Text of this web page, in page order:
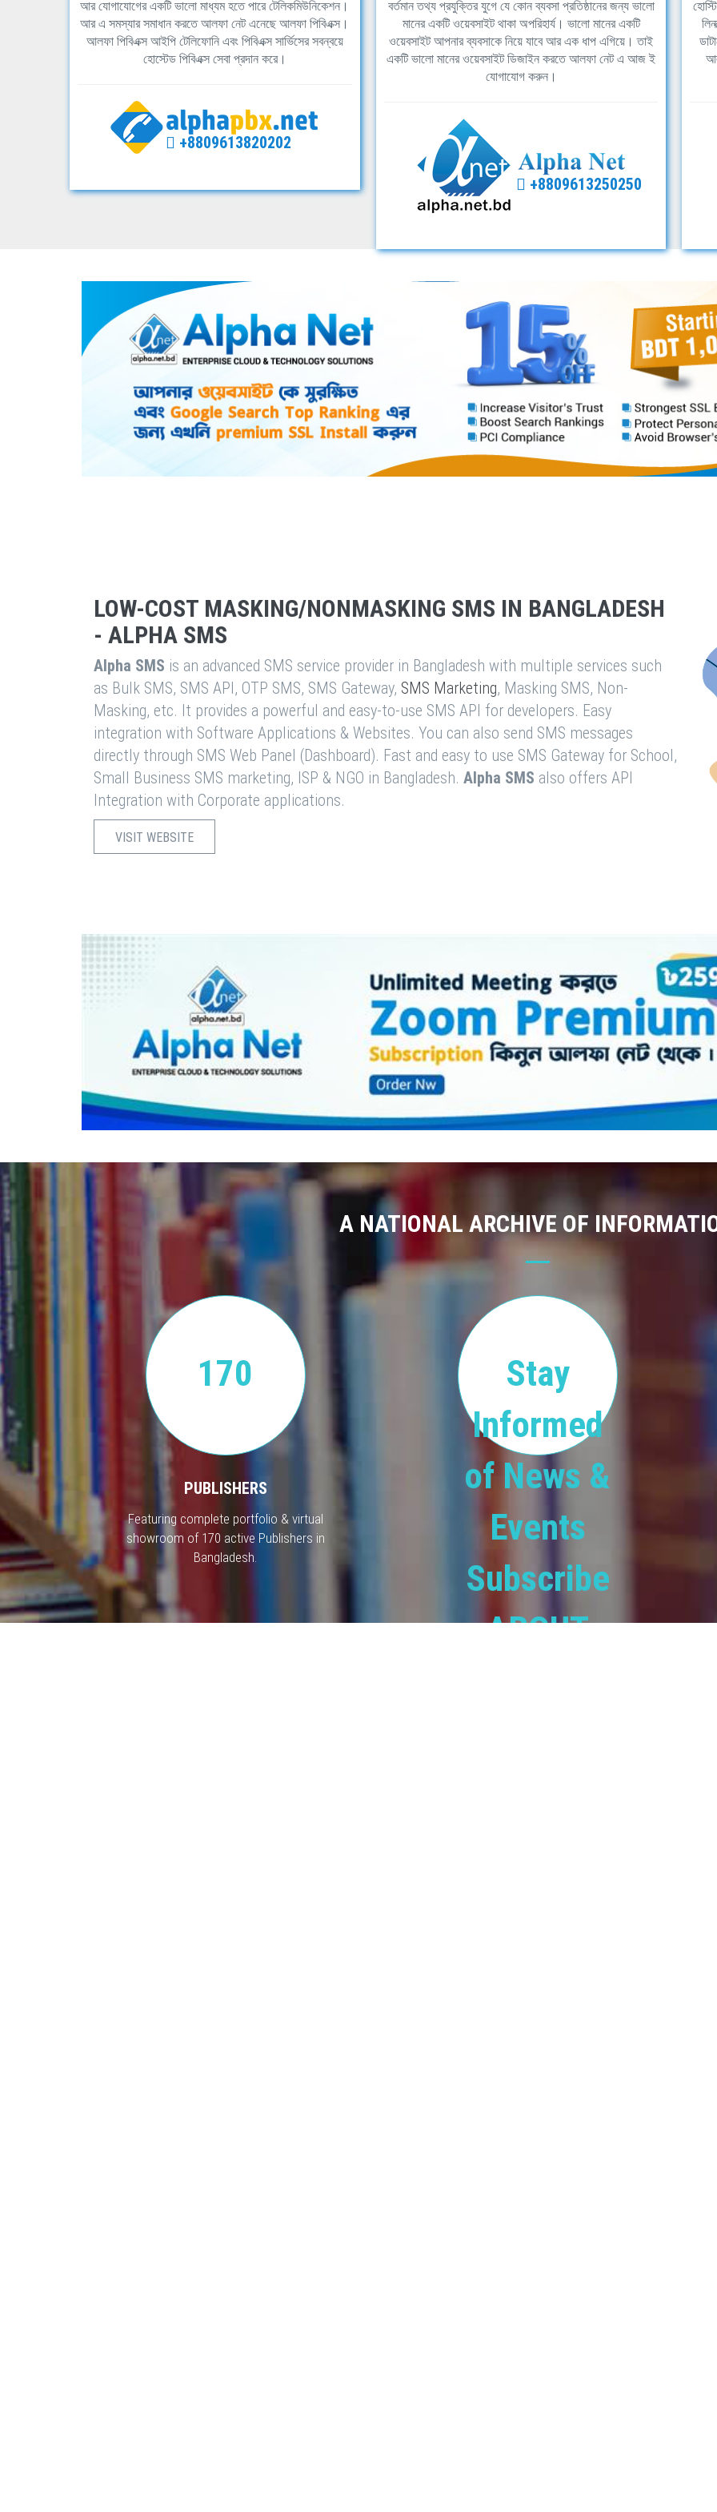
আর যোগাযোগের একটি ভালো মাধ্যম হতে পারে টেলিকমিউনিকেশন।
আর এ সমস্যার সমাধান করতে আলফা নেট এনেছে আলফা পিবিএক্স।
আলফা পিবিএক্স আইপি টেলিফোনি এবং পিবিএক্স সার্ভিসের সবন্বয়ে
হোস্টেড পিবিএক্স সেবা প্রদান করে।
+8809613820202
বর্তমান তথ্য প্রযুক্তির যুগে যে কোন ব্যবসা প্রতিষ্ঠানের জন্য ভালো
মানের একটি ওয়েবসাইট থাকা অপরিহার্য। ভালো মানের একটি
ওয়েবসাইট আপনার ব্যবসাকে নিয়ে যাবে আর এক ধাপ এগিয়ে। তাই
একটি ভালো মানের ওয়েবসাইট ডিজাইন করতে আলফা নেট এ আজ ই
যোগাযোগ করুন।
+8809613250250
LOW-COST MASKING/NONMASKING SMS IN BANGLADESH
- ALPHA SMS
Alpha SMS is an advanced SMS service provider in Bangladesh with multiple services such
as Bulk SMS, SMS API, OTP SMS, SMS Gateway, SMS Marketing, Masking SMS, Non-
Masking, etc. It provides a powerful and easy-to-use SMS API for developers. Easy
integration with Software Applications & Websites. You can also send SMS messages
directly through SMS Web Panel (Dashboard). Fast and easy to use SMS Gateway for School,
Small Business SMS marketing, ISP & NGO in Bangladesh. Alpha SMS also offers API
Integration with Corporate applications.
VISIT WEBSITE
A NATIONAL ARCHIVE OF
170
PUBLISHERS
Featuring complete portfolio & virtual
showroom of 170 active Publishers in
Bangladesh.
Stay
Informed
of News &
Events
Subscribe
ABOUT